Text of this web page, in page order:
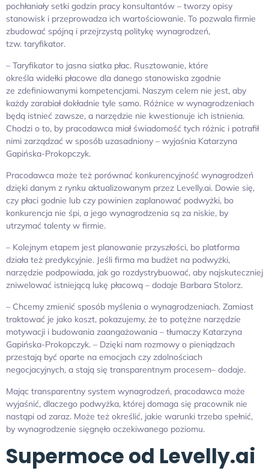
pochłaniały setki godzin pracy konsultantów – tworzy opisy
stanowisk i przeprowadza ich wartościowanie. To pozwala firmie
zbudować spójną i przejrzystą politykę wynagrodzeń,
tzw. taryfikator.
– Taryfikator to jasna siatka płac. Rusztowanie, które
określa widełki płacowe dla danego stanowiska zgodnie
ze zdefiniowanymi kompetencjami. Naszym celem nie jest, aby
każdy zarabiał dokładnie tyle samo. Różnice w wynagrodzeniach
będą istnieć zawsze, a narzędzie nie kwestionuje ich istnienia.
Chodzi o to, by pracodawca miał świadomość tych różnic i potrafił
nimi zarządzać w sposób uzasadniony – wyjaśnia Katarzyna
Gapińska-Prokopczyk.
Pracodawca może też porównać konkurencyjność wynagrodzeń
dzięki danym z rynku aktualizowanym przez Levelly.ai. Dowie się,
czy płaci godnie lub czy powinien zaplanować podwyżki, bo
konkurencja nie śpi, a jego wynagrodzenia są za niskie, by
utrzymać talenty w firmie.
– Kolejnym etapem jest planowanie przyszłości, bo platforma
działa też predykcyjnie. Jeśli firma ma budżet na podwyżki,
narzędzie podpowiada, jak go rozdystrybuować, aby najskuteczniej
zniwelować istniejącą lukę płacową – dodaje Barbara Stolorz.
– Chcemy zmienić sposób myślenia o wynagrodzeniach. Zamiast
traktować je jako koszt, pokazujemy, że to potężne narzędzie
motywacji i budowania zaangażowania – tłumaczy Katarzyna
Gapińska-Prokopczyk. – Dzięki nam rozmowy o pieniądzach
przestają być oparte na emocjach czy zdolnościach
negocjacyjnych, a stają się transparentnym procesem– dodaje.
Mając transparentny system wynagrodzeń, pracodawca może
wyjaśnić, dlaczego podwyżka, której domaga się pracownik nie
nastąpi od zaraz. Może też określić, jakie warunki trzeba spełnić,
by wynagrodzenie sięgnęło oczekiwanego poziomu.
Supermoce od Levelly.ai